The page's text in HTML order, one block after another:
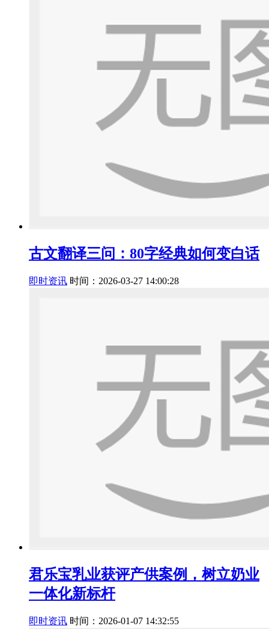
古文翻译三问：80字经典如何变白话
即时资讯 时间：2026-03-27 14:00:28
君乐宝乳业获评产供案例，树立奶业
一体化新标杆
即时资讯 时间：2026-01-07 14:32:55